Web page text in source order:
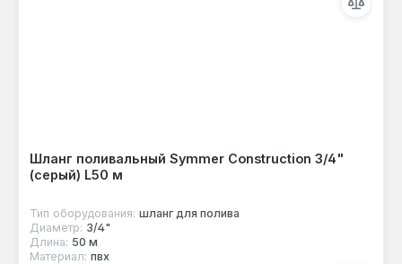
Шланг поливальный Symmer Construction 3/4"
(серый) L50 м
Тип оборудования: шланг для полива
Диаметр: 3/4"
Длина: 50 м
Материал: пвх